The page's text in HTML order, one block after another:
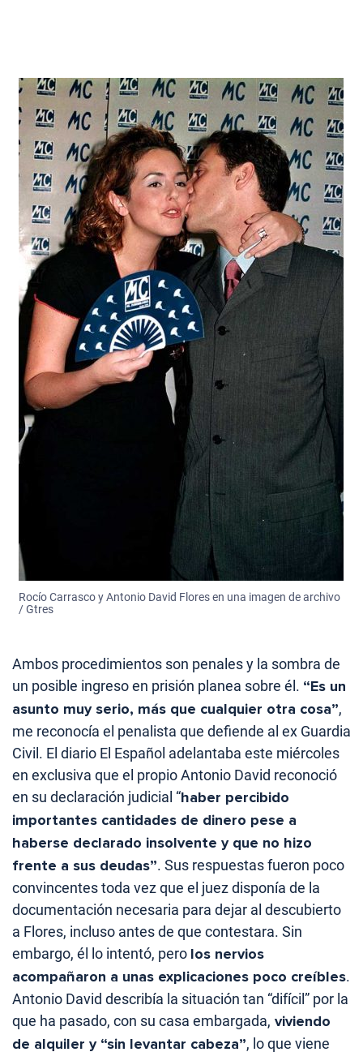
Rocío Carrasco y Antonio David Flores en una imagen de archivo
/ Gtres
Ambos procedimientos son penales y la sombra de
un posible ingreso en prisión planea sobre él. “Es un
asunto muy serio, más que cualquier otra cosa”,
me reconocía el penalista que defiende al ex Guardia
Civil. El diario El Español adelantaba este miércoles
en exclusiva que el propio Antonio David reconoció
en su declaración judicial “haber percibido
importantes cantidades de dinero pese a
haberse declarado insolvente y que no hizo
frente a sus deudas”. Sus respuestas fueron poco
convincentes toda vez que el juez disponía de la
documentación necesaria para dejar al descubierto
a Flores, incluso antes de que contestara. Sin
embargo, él lo intentó, pero los nervios
acompañaron a unas explicaciones poco creíbles.
Antonio David describía la situación tan “difícil” por la
que ha pasado, con su casa embargada, viviendo
de alquiler y “sin levantar cabeza”, lo que viene